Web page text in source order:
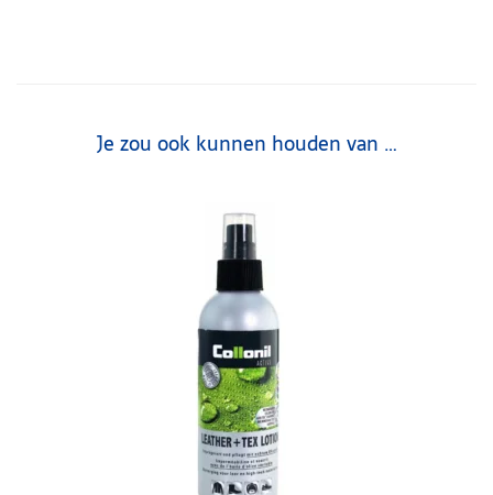
Je zou ook kunnen houden van …